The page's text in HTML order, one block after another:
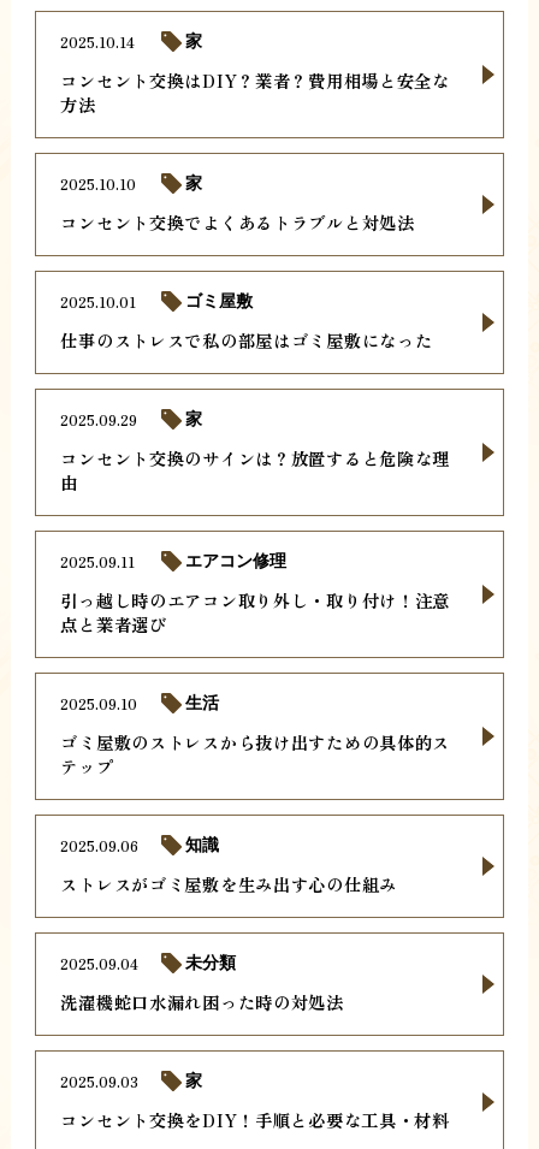
コンセント交換はDIY？業者？費用相場と安全な
方法
2025.10.14 家
コンセント交換でよくあるトラブルと対処法
2025.10.10 家
仕事のストレスで私の部屋はゴミ屋敷になった
2025.10.01 ゴミ屋敷
コンセント交換のサインは？放置すると危険な理
由
2025.09.29 家
引っ越し時のエアコン取り外し・取り付け！注意
点と業者選び
2025.09.11 エアコン修理
ゴミ屋敷のストレスから抜け出すための具体的ス
テップ
2025.09.10 生活
ストレスがゴミ屋敷を生み出す心の仕組み
2025.09.06 知識
洗濯機蛇口水漏れ困った時の対処法
2025.09.04 未分類
コンセント交換をDIY！手順と必要な工具・材料
2025.09.03 家